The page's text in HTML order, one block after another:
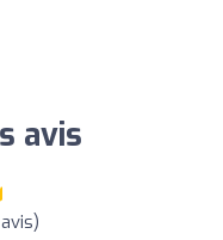
avis